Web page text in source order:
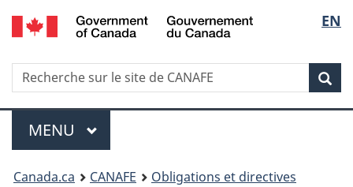
Passer
au
principal
Passer
à
sujet
du
gouvernement
Passer
à
version
HTML
simplifiée
de
la
EN
Recherche
Recherche
sur
le
site
Menu
MENU PRINCIPAL
Vous
Canada.ca CANAFE Obligations et directives